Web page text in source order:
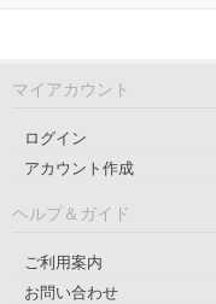
マイアカウント
ログイン
アカウント作成
ヘルプ＆ガイド
ご利用案内
お問い合わせ